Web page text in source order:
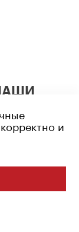
и